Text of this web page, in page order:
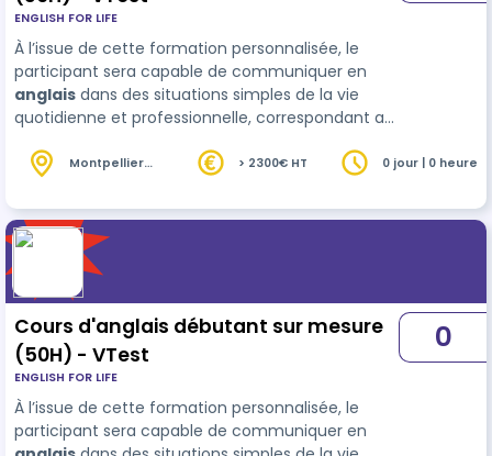
ENGLISH FOR LIFE
À l’issue de cette formation personnalisée, le
participant sera capable de communiquer en
anglais dans des situations simples de la vie
quotidienne et professionnelle, correspondant au
référence pour les langues (CECRL). Il pourra
poser et répondre à des ques…
Montpellier
> 2300€ HT 0 jour | 0 heure
Cours d'anglais débutant sur mesure
(50H) - VTest
ENGLISH FOR LIFE
À l’issue de cette formation personnalisée, le
participant sera capable de communiquer en
0